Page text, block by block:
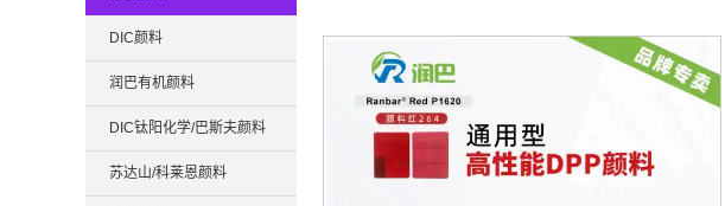
DIC颜料
润巴有机颜料
DIC钛阳化学/巴斯夫颜料
苏达山/科莱恩颜料